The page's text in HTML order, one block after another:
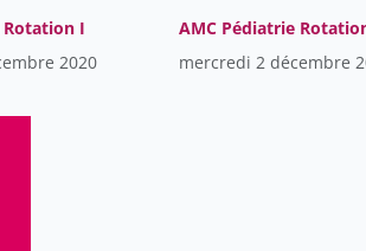
Jean-Louis Frossard
Rotation I
2020
AMC Pédiatrie
mercredi 2 décembre